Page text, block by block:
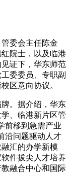
委会主任陈金
院士，以及临港
证下，华东师范
委委员、专职副
区意向协议。
。据介绍，华东
、临港新片区管
前移到急需产业
沿问题驱动人才
汇的办学新模
件拔尖人才培养
融合中心和国际